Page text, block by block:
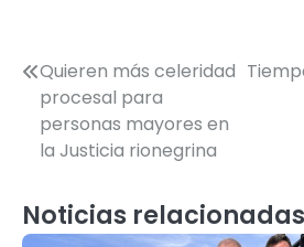
Navegación
de
entradas
Quieren más celeridad
procesal para
personas mayores en
la Justicia rionegrina
Noticias relacionadas